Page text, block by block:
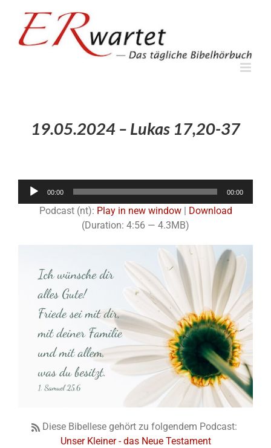
springen
19.05.2024 – Lukas 17,20-37
00:00 00:00
Podcast (nt): Play in new window| Download
(Duration: 4:56 — 4.3MB)
Diese Bibellese gehört zu folgendem Podcast:
Unser Kleiner - das Neue Testament